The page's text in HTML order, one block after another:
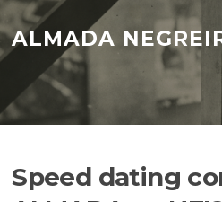
to
content
ALMADA
Speed dating